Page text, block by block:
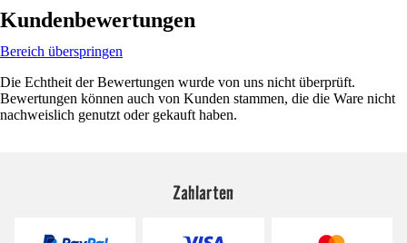
Kundenbewertungen
Bereich überspringen
Die Echtheit der Bewertungen wurde von uns nicht überprüft.
Bewertungen können auch von Kunden stammen, die die Ware nicht
nachweislich genutzt oder gekauft haben.
Zahlarten